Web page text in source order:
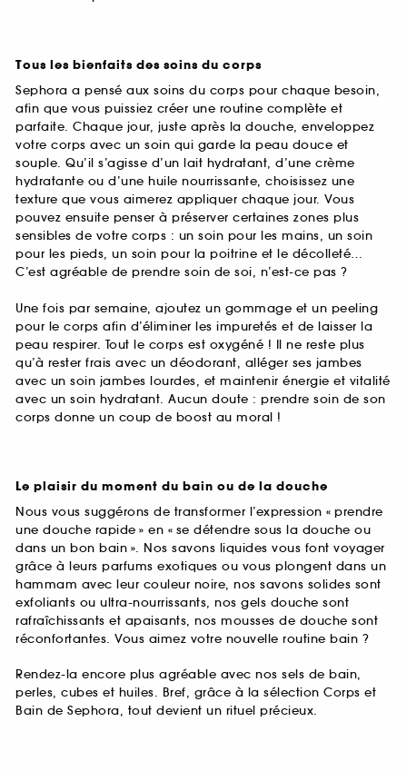
Tous les bienfaits des soins du corps
Sephora a pensé aux soins du corps pour chaque besoin,
afin que vous puissiez créer une routine complète et
parfaite. Chaque jour, juste après la douche, enveloppez
votre corps avec un soin qui garde la peau douce et
souple. Qu’il s’agisse d’un lait hydratant, d’une crème
hydratante ou d’une huile nourrissante, choisissez une
texture que vous aimerez appliquer chaque jour. Vous
pouvez ensuite penser à préserver certaines zones plus
sensibles de votre corps : un soin pour les mains, un soin
pour les pieds, un soin pour la poitrine et le décolleté…
C’est agréable de prendre soin de soi, n’est-ce pas ?
Une fois par semaine, ajoutez un gommage et un peeling
pour le corps afin d’éliminer les impuretés et de laisser la
peau respirer. Tout le corps est oxygéné ! Il ne reste plus
qu’à rester frais avec un déodorant, alléger ses jambes
avec un soin jambes lourdes, et maintenir énergie et vitalité
avec un soin hydratant. Aucun doute : prendre soin de son
corps donne un coup de boost au moral !
Le plaisir du moment du bain ou de la douche
Nous vous suggérons de transformer l’expression « prendre
une douche rapide » en « se détendre sous la douche ou
dans un bon bain ». Nos savons liquides vous font voyager
grâce à leurs parfums exotiques ou vous plongent dans un
hammam avec leur couleur noire, nos savons solides sont
exfoliants ou ultra-nourrissants, nos gels douche sont
rafraîchissants et apaisants, nos mousses de douche sont
réconfortantes. Vous aimez votre nouvelle routine bain ?
Rendez-la encore plus agréable avec nos sels de bain,
perles, cubes et huiles. Bref, grâce à la sélection Corps et
Bain de Sephora, tout devient un rituel précieux.